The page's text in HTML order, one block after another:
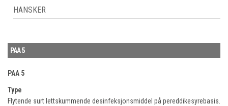
HANSKER
PAA 5
PAA 5
Type
Flytende surt lettskummende desinfeksjonsmiddel på pereddikesyrebasis.